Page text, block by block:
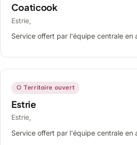
Coaticook
Estrie,
Service offert par l'équipe centrale en
○ Territoire ouvert
Estrie
Estrie,
Service offert par l'équipe centrale en